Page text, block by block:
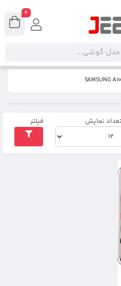
تعداد نمایش فیلتر
0